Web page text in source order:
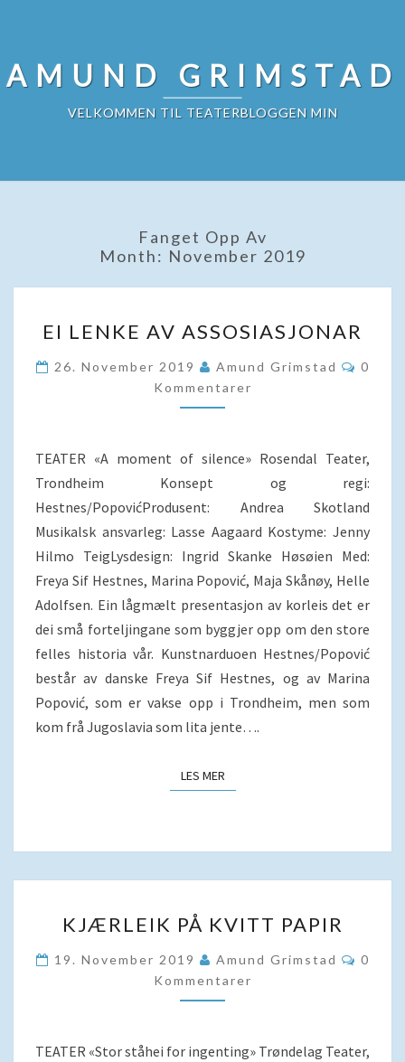
content
AMUND GRIMSTAD
VELKOMMEN TIL TEATERBLOGGEN MIN
Fanget Opp Av
Month: November 2019
LENKE
AV
ASSOSIASJONAR
EI LENKE AV ASSOSIASJONAR
26. November 2019 Amund Grimstad
0
Kommentarer
TEATER «A moment of silence» Rosendal Teater,
Trondheim Konsept og regi:
Hestnes/PopovićProdusent: Andrea Skotland
Musikalsk ansvarleg: Lasse Aagaard Kostyme: Jenny
Hilmo TeigLysdesign: Ingrid Skanke Høsøien Med:
Freya Sif Hestnes, Marina Popović, Maja Skånøy, Helle
Adolfsen. Ein lågmælt presentasjon av korleis det er
dei små forteljingane som byggjer opp om den store
felles historia vår. Kunstnarduoen Hestnes/Popović
består av danske Freya Sif Hestnes, og av Marina
Popović, som er vakse opp i Trondheim, men som
kom frå Jugoslavia som lita jente….
LES MERLES MER
PÅ
KVITT
PAPIR
KJÆRLEIK PÅ KVITT PAPIR
19. November 2019 Amund Grimstad
0
Kommentarer
TEATER «Stor ståhei for ingenting» Trøndelag Teater,